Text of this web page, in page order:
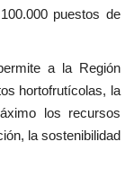
puestos de
a la Región
hortofrutícolas, la
los recursos
la sostenibilidad